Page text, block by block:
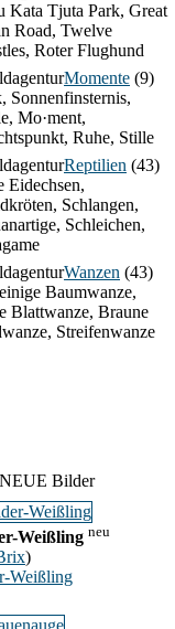
Kata Tjuta Park, Great
Road, Twelve
Roter Flughund
Momente (9)
Sonnenfinsternis,
Mo·ment,
Ruhe, Stille
Reptilien (43)
Eidechsen,
Schlangen,
Schleichen,
Wanzen (43)
Baumwanze,
Blattwanze, Braune
Streifenwanze
NEUE Bilder
Weißling neu
)
Weißling